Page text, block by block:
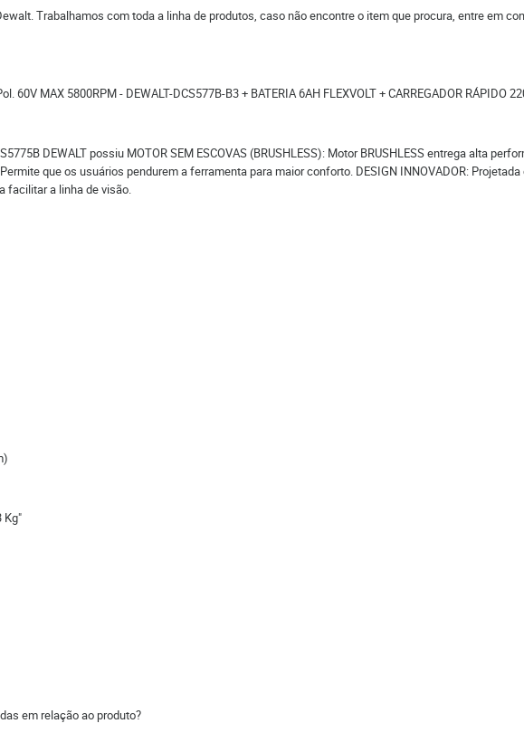
Trabalhamos com toda a linha de produtos, caso não encontre o item que procura, entre em
60V MAX 5800RPM - DEWALT-DCS577B-B3 + BATERIA 6AH FLEXVOLT + CARREGADOR RÁPIDO
DEWALT possiu MOTOR SEM ESCOVAS (BRUSHLESS): Motor BRUSHLESS entrega alta
que os usuários pendurem a ferramenta para maior conforto. DESIGN INNOVADOR:
facilitar a linha de visão.
Kg"
em relação ao produto?